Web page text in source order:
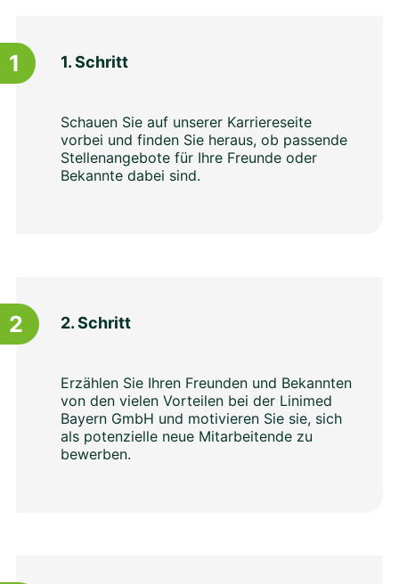
1 1. Schritt
Schauen Sie auf unserer Karriereseite
vorbei und finden Sie heraus, ob passende
Stellenangebote für Ihre Freunde oder
Bekannte dabei sind.
2 2. Schritt
Erzählen Sie Ihren Freunden und Bekannten
von den vielen Vorteilen bei der Linimed
Bayern GmbH und motivieren Sie sie, sich
als potenzielle neue Mitarbeitende zu
bewerben.